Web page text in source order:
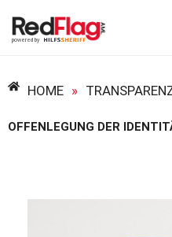
HOME »